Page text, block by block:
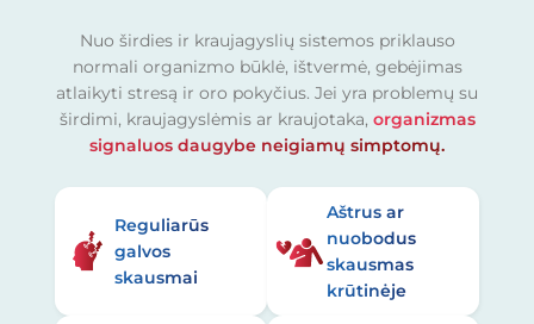
Nuo širdies ir kraujagyslių sistemos priklauso
normali organizmo būklė, ištvermė, gebėjimas
atlaikyti stresą ir oro pokyčius. Jei yra problemų su
širdimi, kraujagyslėmis ar kraujotaka, organizmas
signaluos daugybe neigiamų simptomų.
Reguliarūs
galvos
skausmai
Aštrus ar
nuobodus
skausmas
krūtinėje